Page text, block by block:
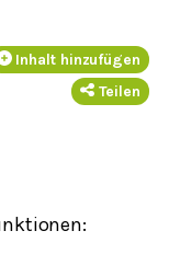
Inhalt hinzufügen
Teilen